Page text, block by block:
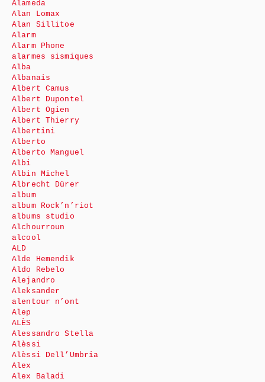
Alameda
Alan Lomax
Alan Sillitoe
Alarm
Alarm Phone
alarmes sismiques
Alba
Albanais
Albert Camus
Albert Dupontel
Albert Ogien
Albert Thierry
Albertini
Alberto
Alberto Manguel
Albi
Albin Michel
Albrecht Dürer
album
album Rock’n’riot
albums studio
Alchourroun
alcool
ALD
Alde Hemendik
Aldo Rebelo
Alejandro
Aleksander
alentour n’ont
Alep
ALÈS
Alessandro Stella
Alèssi
Alèssi Dell’Umbria
Alex
Alex Baladi